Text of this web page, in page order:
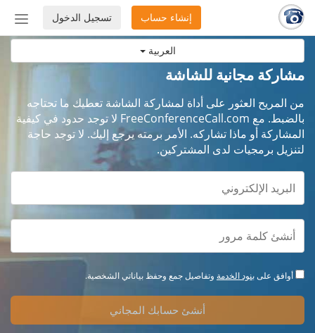
العربية
أو
تسجيل الدخول إنشاء حساب
مشاركة مجانية للشاشة
من المريح العثور على أداة لمشاركة الشاشة تعطيك ما تحتاجه
بالضبط. مع FreeConferenceCall.com لا توجد حدود في كيفية
المشاركة أو ماذا تشاركه. الأمر برمته يرجع إليك. لا توجد حاجة
لتنزيل برمجيات لدى المشتركين.
أوافق علىبنود الخدمة وتفاصيل جمع وحفظ بياناتي الشخصية.
أنشئ حسابك المجاني